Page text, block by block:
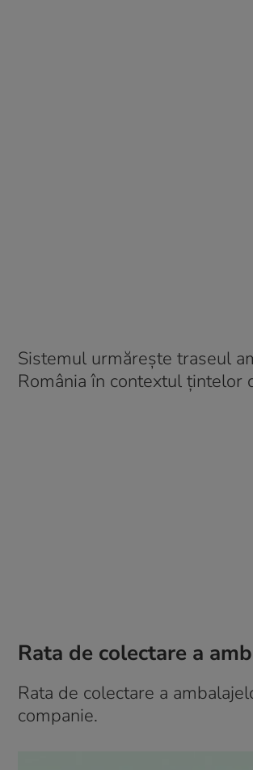
Sistemul urmărește traseul
România în contextul țintelor
Rata de colectare a
Rata de colectare a
companie.